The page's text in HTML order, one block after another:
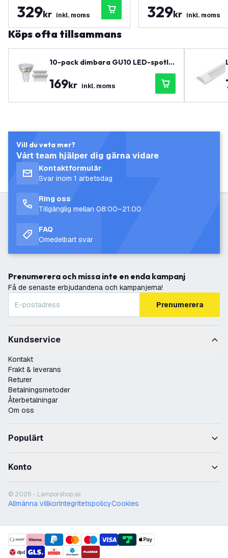
329kr inkl. moms 329kr inkl. moms
Köps ofta tillsammans
10-pack dimbara GU10 LED-spotlig
hts – 3W – 2700K – förpackning me
d mängdrabatt
169kr inkl. moms
Vill du veta mer?
Vårt team hjälper dig gärna vidare
Kontaktformulär
Svar inom 1 arbetsdag
Ring oss
Tillgänglig mellan 08:00–21:00
FAQ
Omedelbart svar
Prenumerera och missa inte en enda kampanj
Få de senaste erbjudandena och kampanjerna!
Prenumerera
Kundservice
Kontakt
Frakt & leverans
Returer
Betalningsmetoder
Återbetalningar
Om oss
Populärt
Konto
© 2026 - Lamporshop.se
Allmänna villkorIntegritetspolicyCookies
payment methods